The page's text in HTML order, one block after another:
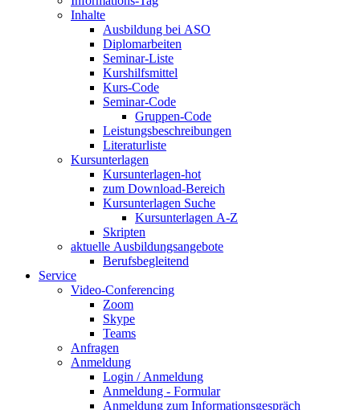
Inhalte
Ausbildung bei ASO
Diplomarbeiten
Seminar-Liste
Kurshilfsmittel
Kurs-Code
Seminar-Code
Gruppen-Code
Leistungsbeschreibungen
Literaturliste
Kursunterlagen
Kursunterlagen-hot
zum Download-Bereich
Kursunterlagen Suche
Kursunterlagen A-Z
Skripten
aktuelle Ausbildungsangebote
Berufsbegleitend
Service
Video-Conferencing
Zoom
Skype
Teams
Anfragen
Anmeldung
Login / Anmeldung
Anmeldung - Formular
Anmeldung zum Informationsgespräch